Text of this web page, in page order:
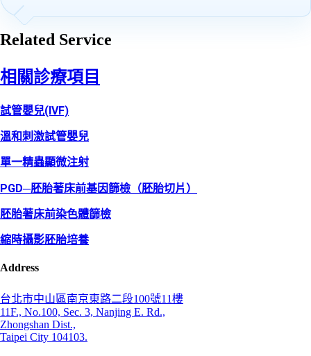
Related Service
相關診療項目
試管嬰兒(IVF)
溫和刺激試管嬰兒
單一精蟲顯微注射
PGD─胚胎著床前基因篩檢（胚胎切片）
胚胎著床前染色體篩檢
縮時攝影胚胎培養
Address
台北市中山區南京東路二段100號11樓
11F., No.100, Sec. 3, Nanjing E. Rd.,
Zhongshan Dist.,
Taipei City 104103.